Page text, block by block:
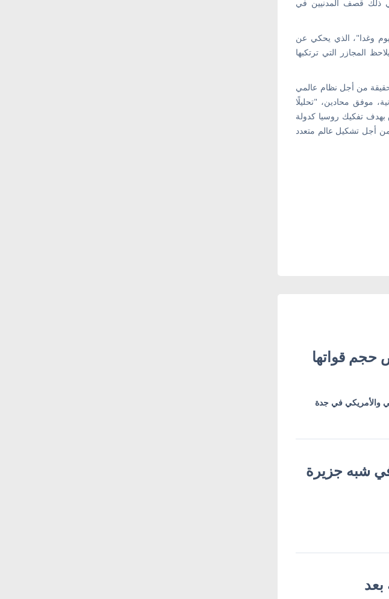
في ذلك قصف المدنيين في
وغدا"، الذي يحكي عن
المجازر التي ترتكبها
الحقيقة من أجل نظام عالمي
موفق محادين، "تحليلًا
بهدف تفكيك روسيا كدولة
أجل تشكيل عالم متعدد
حجم قواتها
والأمريكي في جدة
في شبه جزيرة